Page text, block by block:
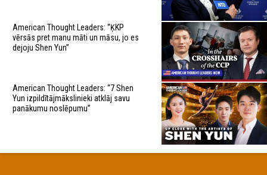
American Thought Leaders: “ĶKP
vērsās pret manu māti un māsu, jo es
dejoju Shen Yun”
American Thought Leaders: “7 Shen
Yun izpildītājmākslinieki atklāj savu
panākumu noslēpumu”